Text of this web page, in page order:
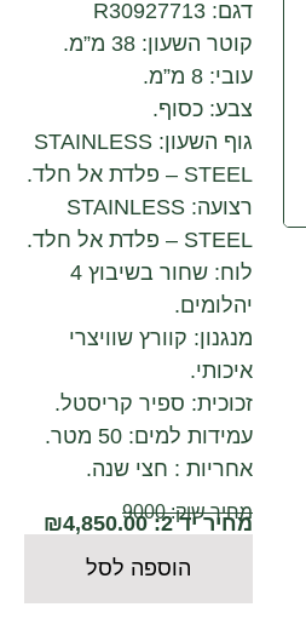
דגם: R30927713
קוטר השעון: 38 מ”מ.
עובי: 8 מ”מ.
צבע: כסוף.
גוף השעון: STAINLESS
STEEL – פלדת אל חלד.
רצועה: STAINLESS
STEEL – פלדת אל חלד.
לוח: שחור בשיבוץ 4
יהלומים.
מנגנון: קוורץ שוויצרי
איכותי.
זכוכית: ספיר קריסטל.
עמידות למים: 50 מטר.
אחריות : חצי שנה.
מחיר שוק: 9000
מחיר יד 2: ₪4,850.00
הוספה לסל